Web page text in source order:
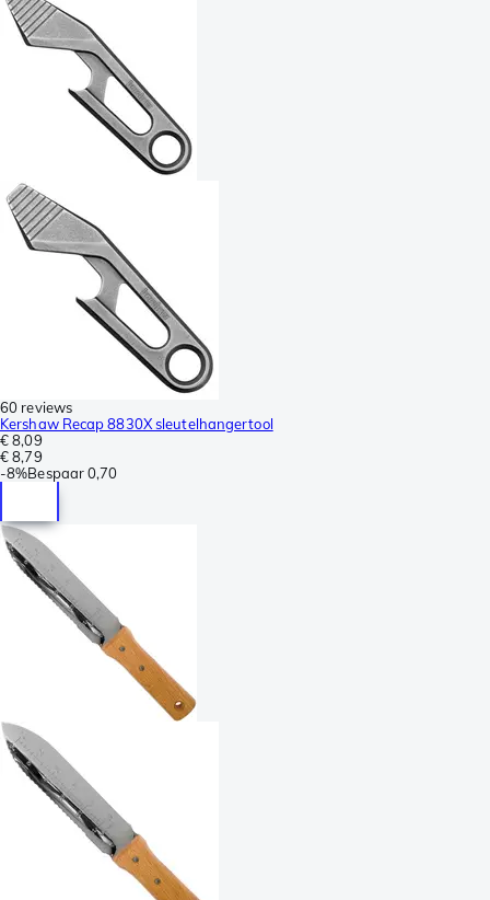
60 reviews
Kershaw Recap 8830X sleutelhangertool
€ 8,09
€ 8,79
-8%Bespaar0,70